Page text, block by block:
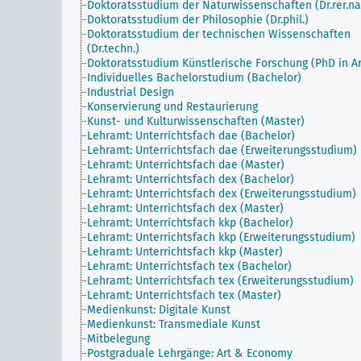
Doktoratsstudium der Naturwissenschaften
Doktoratsstudium der Philosophie (Dr.phil.)
Doktoratsstudium der technischen Wissenschaften
(Dr.techn.)
Doktoratsstudium Künstlerische Forschung (PhD in
Individuelles Bachelorstudium (Bachelor)
Industrial Design
Konservierung und Restaurierung
Kunst- und Kulturwissenschaften (Master)
Lehramt: Unterrichtsfach dae (Bachelor)
Lehramt: Unterrichtsfach dae (Erweiterungsstudium)
Lehramt: Unterrichtsfach dae (Master)
Lehramt: Unterrichtsfach dex (Bachelor)
Lehramt: Unterrichtsfach dex (Erweiterungsstudium)
Lehramt: Unterrichtsfach dex (Master)
Lehramt: Unterrichtsfach kkp (Bachelor)
Lehramt: Unterrichtsfach kkp (Erweiterungsstudium)
Lehramt: Unterrichtsfach kkp (Master)
Lehramt: Unterrichtsfach tex (Bachelor)
Lehramt: Unterrichtsfach tex (Erweiterungsstudium)
Lehramt: Unterrichtsfach tex (Master)
Medienkunst: Digitale Kunst
Medienkunst: Transmediale Kunst
Mitbelegung
Postgraduale Lehrgänge: Art & Economy